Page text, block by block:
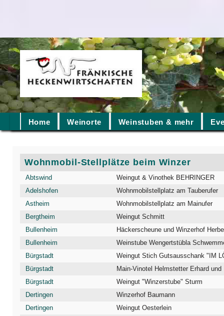
Home Weinorte Weinstuben & mehr
Wohnmobil-Stellplätze beim Winzer
Abtswind
Weingut & Vinothek BEHRINGER
Adelshofen
Wohnmobilstellplatz am Tauberufer
Astheim
Wohnmobilstellplatz am Mainufer
Bergtheim
Weingut Schmitt
Bullenheim
Häckerscheune und Winzerhof
Bullenheim
Weinstube Wengertstübla
Bürgstadt
Weingut Stich Gutsausschank "IM
Bürgstadt
Main-Vinotel Helmstetter Erhard
Bürgstadt
Weingut "Winzerstube" Sturm
Dertingen
Winzerhof Baumann
Dertingen
Weingut Oesterlein